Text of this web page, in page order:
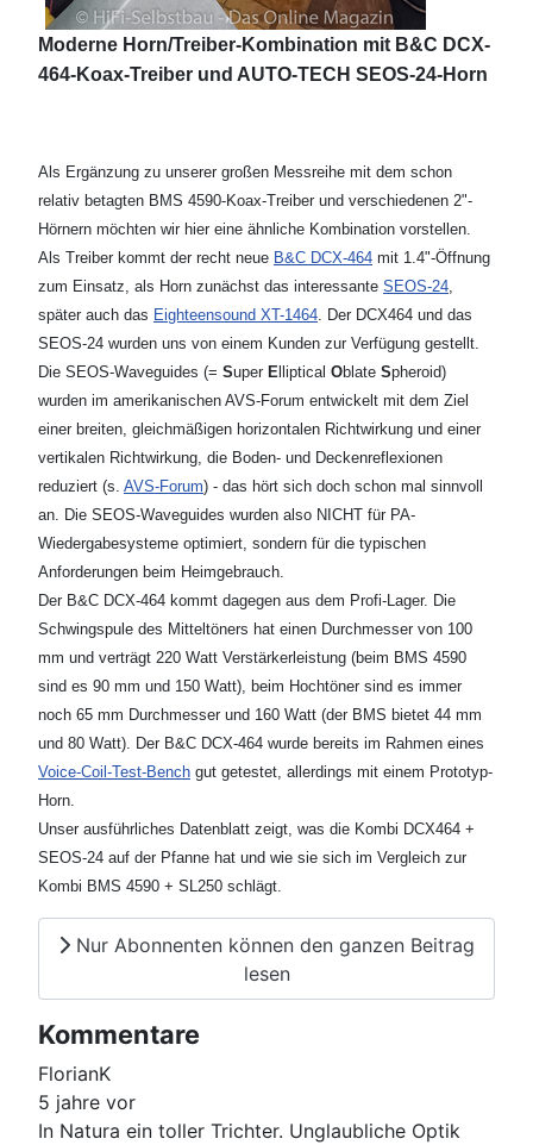
Moderne Horn/Treiber-Kombination mit B&C DCX-
464-Koax-Treiber und AUTO-TECH SEOS-24-Horn
Als Ergänzung zu unserer großen Messreihe mit dem schon
relativ betagten BMS 4590-Koax-Treiber und verschiedenen 2"-
Hörnern möchten wir hier eine ähnliche Kombination vorstellen.
Als Treiber kommt der recht neue B&C DCX-464 mit 1.4"-Öffnung
zum Einsatz, als Horn zunächst das interessante SEOS-24,
später auch das Eighteensound XT-1464. Der DCX464 und das
SEOS-24 wurden uns von einem Kunden zur Verfügung gestellt.
Die SEOS-Waveguides (= Super E lliptical Oblate Spheroid)
wurden im amerikanischen AVS-Forum entwickelt mit dem Ziel
einer breiten, gleichmäßigen horizontalen Richtwirkung und einer
vertikalen Richtwirkung, die Boden- und Deckenreflexionen
reduziert (s. AVS-Forum) - das hört sich doch schon mal sinnvoll
an. Die SEOS-Waveguides wurden also NICHT für PA-
Wiedergabesysteme optimiert, sondern für die typischen
Anforderungen beim Heimgebrauch.
Der B&C DCX-464 kommt dagegen aus dem Profi-Lager. Die
Schwingspule des Mitteltöners hat einen Durchmesser von 100
mm und verträgt 220 Watt Verstärkerleistung (beim BMS 4590
sind es 90 mm und 150 Watt), beim Hochtöner sind es immer
noch 65 mm Durchmesser und 160 Watt (der BMS bietet 44 mm
und 80 Watt). Der B&C DCX-464 wurde bereits im Rahmen eines
Voice-Coil-Test-Bench gut getestet, allerdings mit einem Prototyp-
Horn.
Unser ausführliches Datenblatt zeigt, was die Kombi DCX464 +
SEOS-24 auf der Pfanne hat und wie sie sich im Vergleich zur
Kombi BMS 4590 + SL250 schlägt.
Nur Abonnenten können den ganzen Beitrag
lesen
Kommentare
FlorianK
5 jahre vor
In Natura ein toller Trichter. Unglaubliche Optik